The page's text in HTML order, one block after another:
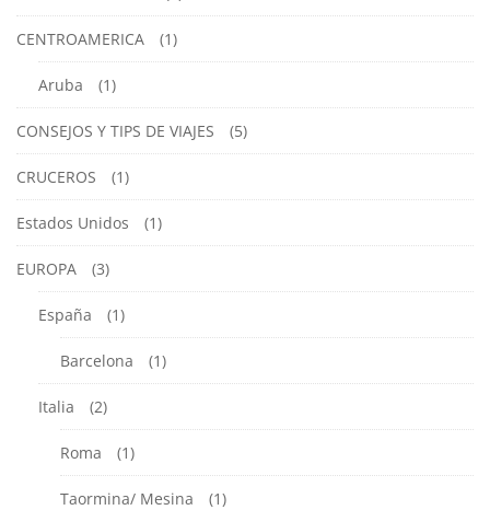
CENTROAMERICA (1)
Aruba (1)
CONSEJOS Y TIPS DE VIAJES (5)
CRUCEROS (1)
Estados Unidos (1)
EUROPA (3)
España (1)
Barcelona (1)
Italia (2)
Roma (1)
Taormina/ Mesina (1)